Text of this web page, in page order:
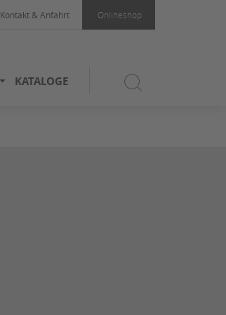
Kontakt & Anfahrt Onlineshop
KATALOGE